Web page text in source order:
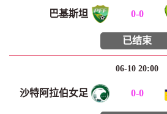
巴基斯坦 0-0
已结束
06-10 20:00
沙特阿拉伯女足 0-0